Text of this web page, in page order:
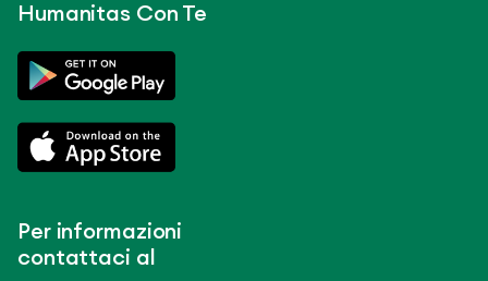
Humanitas Con Te
Per informazioni
contattaci al